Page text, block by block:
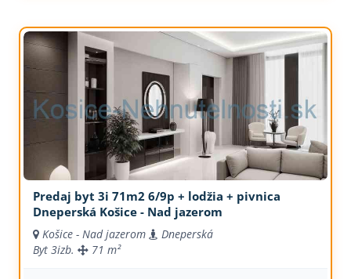
Predaj byt 3i 71m2 6/9p + lodžia + pivnica
Dneperská Košice - Nad jazerom
Košice - Nad jazerom
Dneperská
Byt 3izb. 71 m²